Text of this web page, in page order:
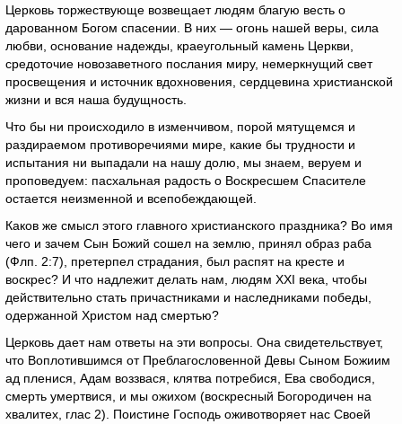
Церковь торжествующе возвещает людям благую весть о
дарованном Богом спасении. В них — огонь нашей веры, сила
любви, основание надежды, краеугольный камень Церкви,
средоточие новозаветного послания миру, немеркнущий свет
просвещения и источник вдохновения, сердцевина христианской
жизни и вся наша будущность.
Что бы ни происходило в изменчивом, порой мятущемся и
раздираемом противоречиями мире, какие бы трудности и
испытания ни выпадали на нашу долю, мы знаем, веруем и
проповедуем: пасхальная радость о Воскресшем Спасителе
остается неизменной и всепобеждающей.
Каков же смысл этого главного христианского праздника? Во имя
чего и зачем Сын Божий сошел на землю, принял образ раба
(Флп. 2:7), претерпел страдания, был распят на кресте и
воскрес? И что надлежит делать нам, людям XXI века, чтобы
действительно стать причастниками и наследниками победы,
одержанной Христом над смертью?
Церковь дает нам ответы на эти вопросы. Она свидетельствует,
что Воплотившимся от Преблагословенной Девы Сыном Божиим
ад пленися, Адам воззвася, клятва потребися, Ева свободися,
смерть умертвися, и мы ожихом (воскресный Богородичен на
хвалитех, глас 2). Поистине Господь оживотворяет нас Своей